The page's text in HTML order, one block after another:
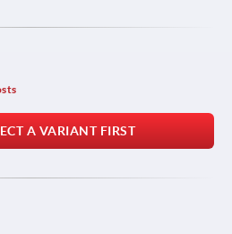
A VARIANT FIRST